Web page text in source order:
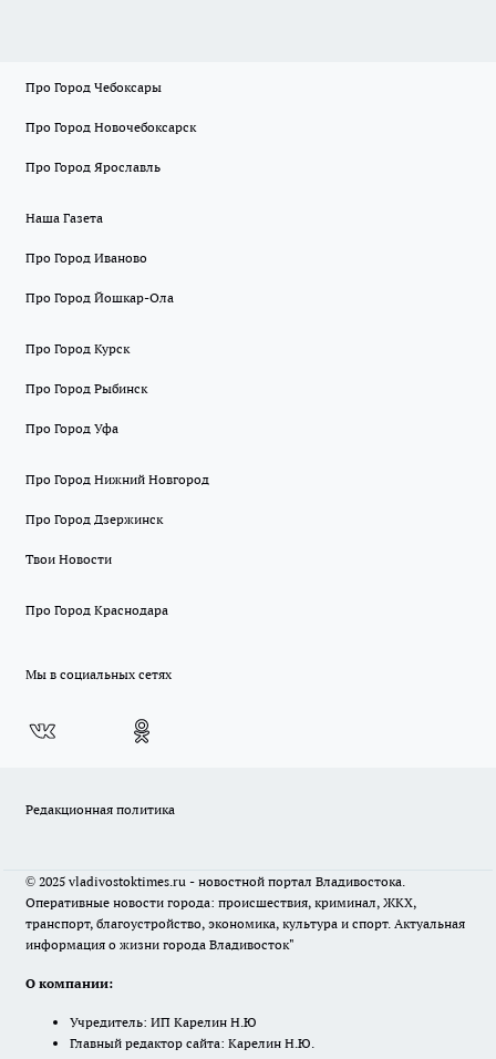
Про Город Чебоксары
Про Город Новочебоксарск
Про Город Ярославль
Наша Газета
Про Город Иваново
Про Город Йошкар-Ола
Про Город Курск
Про Город Рыбинск
Про Город Уфа
Про Город Нижний Новгород
Про Город Дзержинск
Твои Новости
Про Город Краснодара
Мы в социальных сетях
Редакционная политика
© 2025 vladivostoktimes.ru - новостной портал Владивостока.
Оперативные новости города: происшествия, криминал, ЖКХ,
транспорт, благоустройство, экономика, культура и спорт. Актуальная
информация о жизни города Владивосток"
О компании:
Учредитель: ИП Карелин Н.Ю
Главный редактор сайта: Карелин Н.Ю.